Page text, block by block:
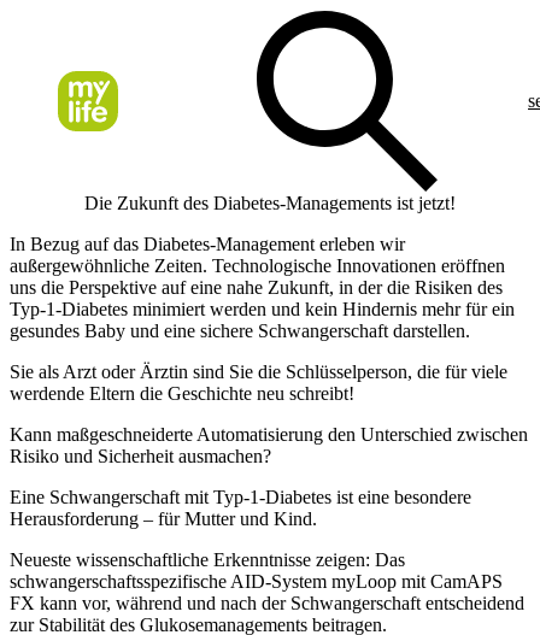
Die Zukunft des Diabetes-Managements ist jetzt!
In Bezug auf das Diabetes-Management erleben wir
außergewöhnliche Zeiten. Technologische Innovationen eröffnen
uns die Perspektive auf eine nahe Zukunft, in der die Risiken des
Typ-1-Diabetes minimiert werden und kein Hindernis mehr für ein
gesundes Baby und eine sichere Schwangerschaft darstellen.
Sie als Arzt oder Ärztin sind Sie die Schlüsselperson, die für viele
werdende Eltern die Geschichte neu schreibt!
Kann maßgeschneiderte Automatisierung den Unterschied zwischen
Risiko und Sicherheit ausmachen?
Eine Schwangerschaft mit Typ-1-Diabetes ist eine besondere
Herausforderung – für Mutter und Kind.
Neueste wissenschaftliche Erkenntnisse zeigen: Das
schwangerschaftsspezifische AID-System myLoop mit CamAPS
FX kann vor, während und nach der Schwangerschaft entscheidend
zur Stabilität des Glukosemanagements beitragen.